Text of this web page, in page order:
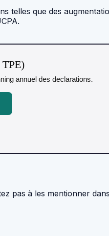
telles que des
annuel des declarations.
pas à les mentionner